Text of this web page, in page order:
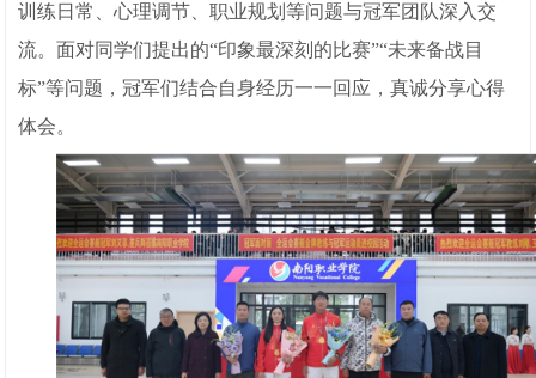
训练日常、心理调节、职业规划等问题与冠军团队深入交
流。面对同学们提出的“印象最深刻的比赛”“未来备战目
标”等问题，冠军们结合自身经历一一回应，真诚分享心得
体会。